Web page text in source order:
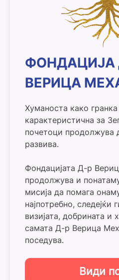
ФОНДАЦИЈА
ВЕРИЦА
Хуманоста како гранка
карактеристична за
почетоци продолжува
развива.
Фондацијата Д-р
продолжува и
мисија да помага
најпотребно, следејќи
визијата, добрината и
самата Д-р Верица
поседува.
Види